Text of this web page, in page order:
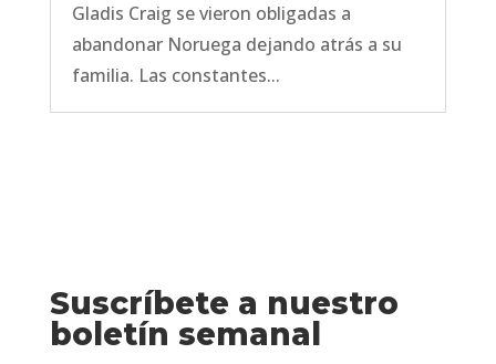
Gladis Craig se vieron obligadas a
abandonar Noruega dejando atrás a su
familia. Las constantes...
Suscríbete a nuestro
boletín semanal